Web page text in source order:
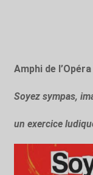
Amphi de
Soyez sympas,
un exercice